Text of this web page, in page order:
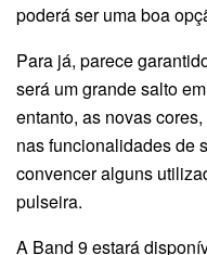
poderá ser uma boa
Para já, parece
será um grande salto
entanto, as novas
nas funcionalidades de
convencer alguns
pulseira.
A Band 9 estará